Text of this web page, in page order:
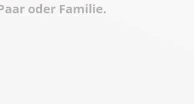
oder Familie.